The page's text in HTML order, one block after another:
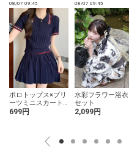
08/07 09:45
ポロトップス×プリ
ーツミニスカート
ラインニットセッ
699円
08/07 09:45
水彩フラワー浴衣
セット
2,099円